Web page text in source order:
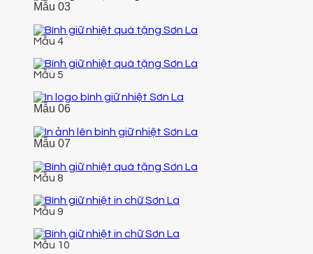
Mẫu 03
Mẫu 4
Mẫu 5
Mẫu 06
Mẫu 07
Mẫu 8
Mẫu 9
Mẫu 10